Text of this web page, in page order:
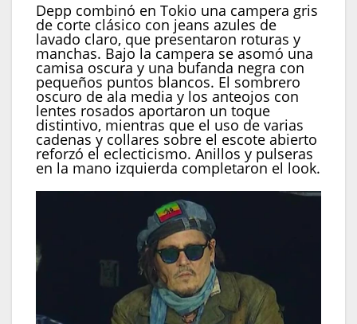
Depp combinó en Tokio una campera gris
de corte clásico con jeans azules de
lavado claro, que presentaron roturas y
manchas. Bajo la campera se asomó una
camisa oscura y una bufanda negra con
pequeños puntos blancos. El sombrero
oscuro de ala media y los anteojos con
lentes rosados aportaron un toque
distintivo, mientras que el uso de varias
cadenas y collares sobre el escote abierto
reforzó el eclecticismo. Anillos y pulseras
en la mano izquierda completaron el look.